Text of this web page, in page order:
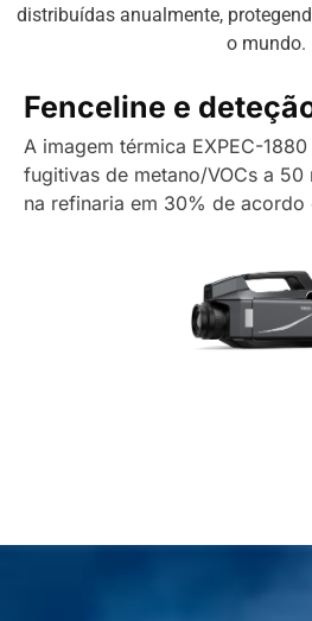
distribuídas anualmente,
o mundo.
Fenceline e
A imagem térmica EXPEC-
fugitivas de metano/VOCs a
na refinaria em 30% de acordo